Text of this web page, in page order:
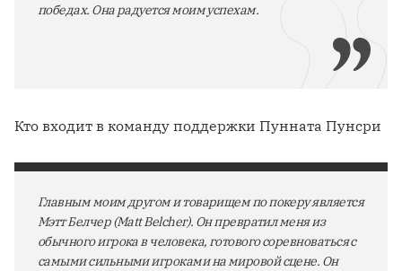
победах. Она радуется моим успехам.
Кто входит в команду поддержки Пунната Пунсри
Главным моим другом и товарищем по покеру является
Мэтт Белчер (Matt Belcher). Он превратил меня из
обычного игрока в человека, готового соревноваться с
самыми сильными игроками на мировой сцене. Он